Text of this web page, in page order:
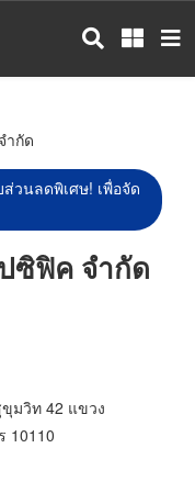
ำกัด
วนลดพิเศษ! เพื่อจัด
ซิฟิค จำกัด
มวิท 42 แขวง
10110